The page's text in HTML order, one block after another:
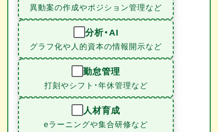
異動案の作成やポジション管理など
分析・AI
グラフ化や人的資本の情報開示など
勤怠管理
打刻やシフト・年休管理など
人材育成
eラーニングや集合研修など